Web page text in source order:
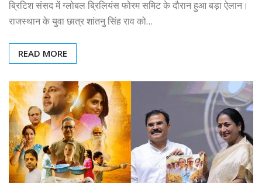
ब्रिटिश संसद में ग्लोबल ब्रिलियंस फोरम समिट के दौरान हुआ बड़ा ऐलान।
राजस्थान के युवा छात्र शांतनु सिंह राव को…
READ MORE